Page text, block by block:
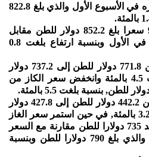
للطن، مقارنة مع معدل سعره في الأسبوع الأول والذي بلغ 822.8
كما سجل البنزين أوكتان 95 سعرا بلغ 852.2 دولار للطن مقابل
859.2 دولار للطن المسجل في الأول وبنسبة ارتفاع بلغت 0.8
كما انخفض سعر السولار من 771.8 دولار للطن إلى 737.2 دولار
للطن، وبنسبة انخفاض بلغت 4.5 بالمئة وانخفض سعر الكاز من
وانخفض سعر زيت الوقود من 442.2 دولار للطن إلى 427.8 دولار
للطن وبنسبة انخفاض بلغت 3.2 بالمئة, في حين استمر سعر الغاز
البترولي المسال في آذار عند 735 دولارا للطن مقارنة مع السعر
المسجل في شباط الماضي والذي بلغ 790 دولارا للطن وبنسبة